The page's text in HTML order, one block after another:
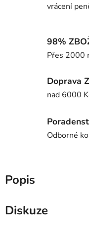
vrácení
98%
Přes 2000
Doprava
nad 6000
Odborné
Popis
Diskuze